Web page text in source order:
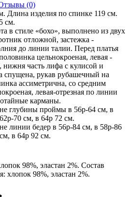
(0)
Длина изделия по спинке 119 см.
см.
в стиле «бохо», выполнено из двух
отложной, застежка -
до линии талии. Перед платья
цельнокроеная, левая -
нижня часть лифа с кулисой и
спущена, рукав рубашечный на
ассиметрична, со средним
левая-отрезная по линии
карманы.
глубины проймы в 56р-64 см, в
70 см, в 64р 72 см.
линии бедер в 56р-84 см, в 58р-86
в 64р 92 см.
98%, эластан 2%. Состав
хлопок 98%, эластан 2%.